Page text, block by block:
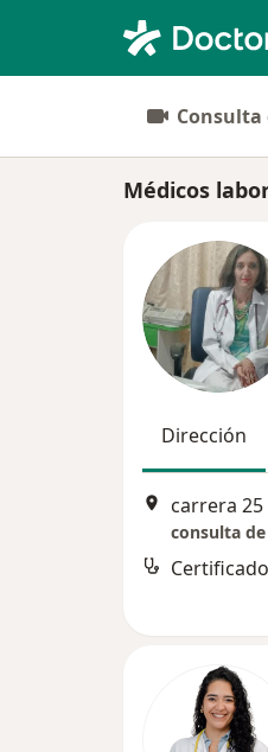
Consulta
Médicos
Dirección
carrera 25
consulta